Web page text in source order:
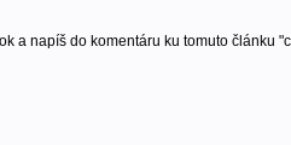
a napíš do komentáru ku tomuto článku